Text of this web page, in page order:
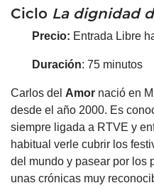
Ciclo La dignidad
Precio: Entrada Libre
Duración: 75 minutos
Carlos del Amor nació en
desde el año 2000. Es
siempre ligada a RTVE y
habitual verle cubrir los
del mundo y pasear por los
unas crónicas muy